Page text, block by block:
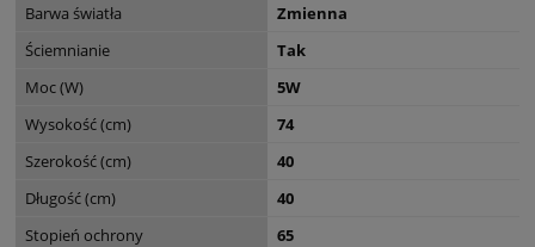
Barwa światła
Zmienna
Ściemnianie
Tak
Moc (W)
5W
Wysokość (cm)
74
Szerokość (cm)
40
Długość (cm)
40
Stopień ochrony
65